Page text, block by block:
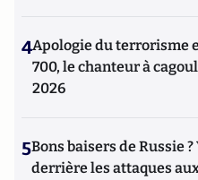
4Apologie du terrorisme
700, le chanteur à
2026
5Bons baisers de Russie
derrière les attaques